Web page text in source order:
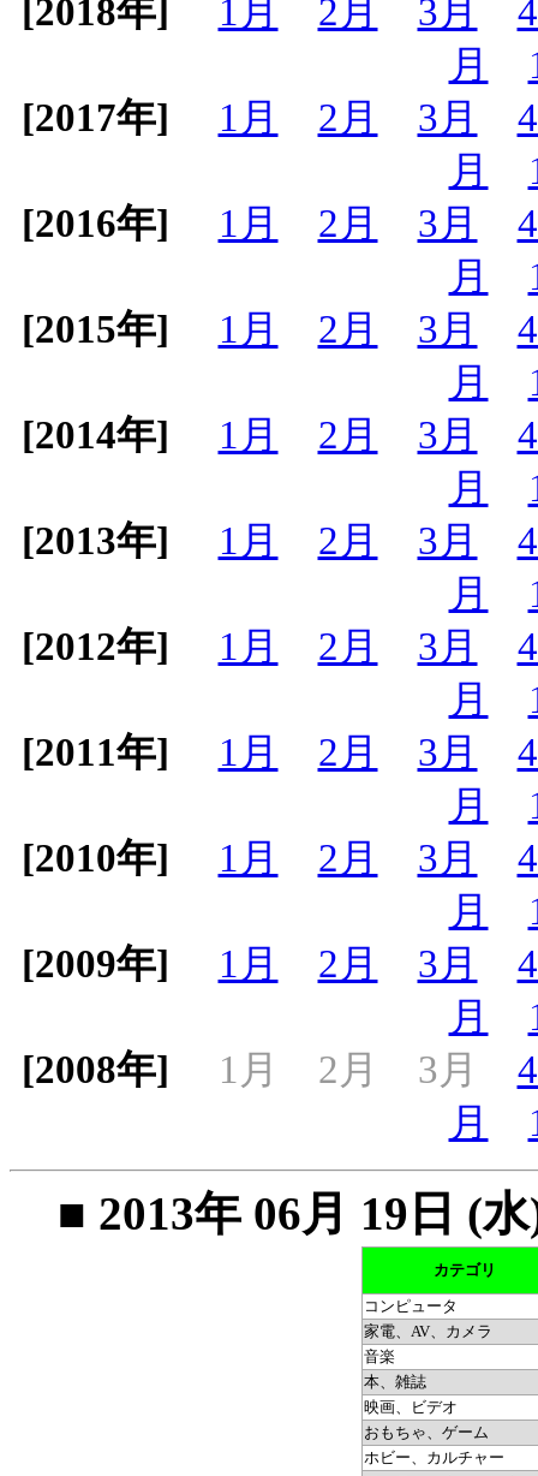
[2018年] 1月 2月 3月
月
[2017年]
1月 2月 3月
月
[2016年]
1月 2月 3月
月
[2015年]
1月 2月 3月
月
[2014年]
1月 2月 3月
月
[2013年]
1月 2月 3月
月
[2012年]
1月 2月 3月
月
[2011年]
1月 2月 3月
月
[2010年]
1月 2月 3月
月
[2009年]
1月 2月 3月
月
[2008年]
1月 2月 3月
月
■ 2013年 06月 19日 (
カテゴリ
コンピュータ
家電、AV、カメラ
音楽
本、雑誌
映画、ビデオ
おもちゃ、ゲーム
ホビー、カルチャー